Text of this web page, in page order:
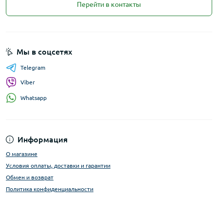
Перейти в контакты
Информация
О магазине
Условия оплаты, доставки и гарантии
Обмен и возврат
Политика конфиденциальности
Мы в соцсетях
Telegram
Viber
Whatsapp